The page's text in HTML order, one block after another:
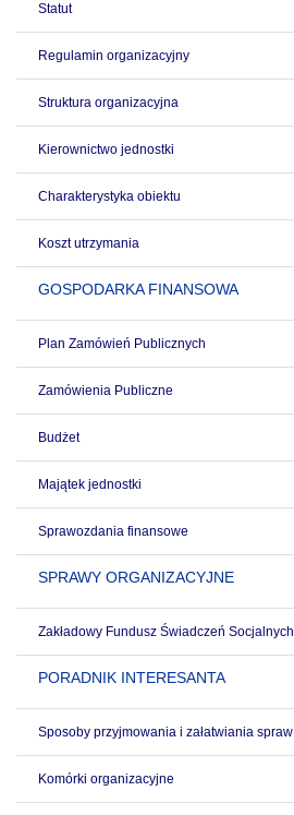
Statut
Regulamin organizacyjny
Struktura organizacyjna
Kierownictwo jednostki
Charakterystyka obiektu
Koszt utrzymania
GOSPODARKA FINANSOWA
Plan Zamówień Publicznych
Zamówienia Publiczne
Budżet
Majątek jednostki
Sprawozdania finansowe
SPRAWY ORGANIZACYJNE
Zakładowy Fundusz Świadczeń Socjalnych
PORADNIK INTERESANTA
Sposoby przyjmowania i załatwiania spraw
Komórki organizacyjne